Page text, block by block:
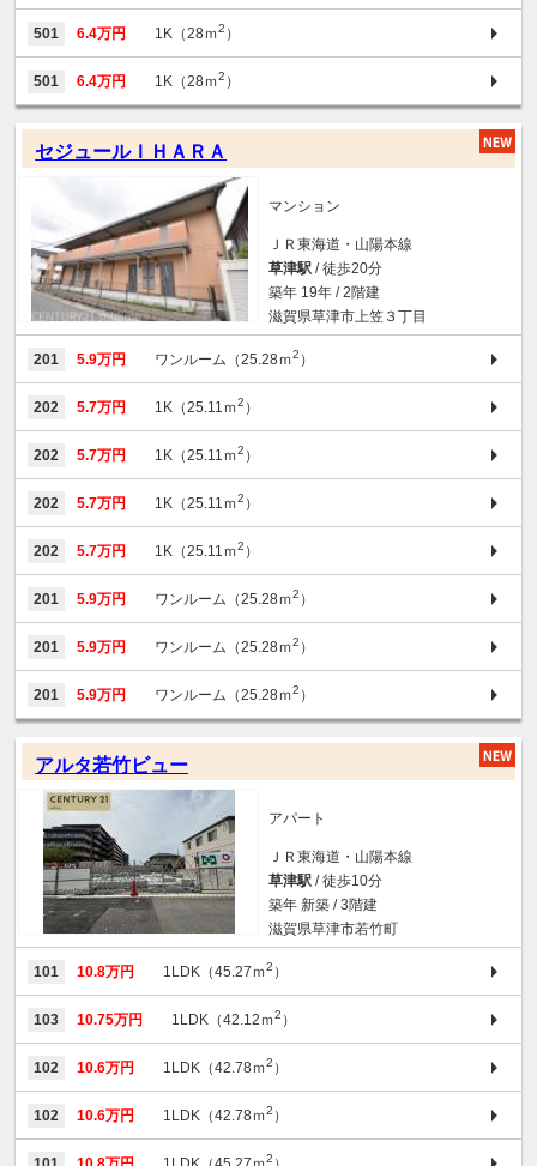
501 6.4万円 1K（28ｍ2 ）
501 6.4万円 1K（28ｍ2 ）
セジュールＩＨＡＲＡ
マンション
ＪＲ東海道・山陽本線
草津駅 / 徒歩20分
築年 19年 / 2階建
滋賀県草津市上笠３丁目
201 5.9万円 ワンルーム（25.28ｍ2 ）
202 5.7万円 1K（25.11ｍ2 ）
202 5.7万円 1K（25.11ｍ2 ）
202 5.7万円 1K（25.11ｍ2 ）
202 5.7万円 1K（25.11ｍ2 ）
201 5.9万円 ワンルーム（25.28ｍ2 ）
201 5.9万円 ワンルーム（25.28ｍ2 ）
201 5.9万円 ワンルーム（25.28ｍ2 ）
アルタ若竹ビュー
アパート
ＪＲ東海道・山陽本線
草津駅 / 徒歩10分
築年 新築 / 3階建
滋賀県草津市若竹町
101 10.8万円 1LDK（45.27ｍ2 ）
103 10.75万円 1LDK（42.12ｍ2 ）
102 10.6万円 1LDK（42.78ｍ2 ）
102 10.6万円 1LDK（42.78ｍ2 ）
2